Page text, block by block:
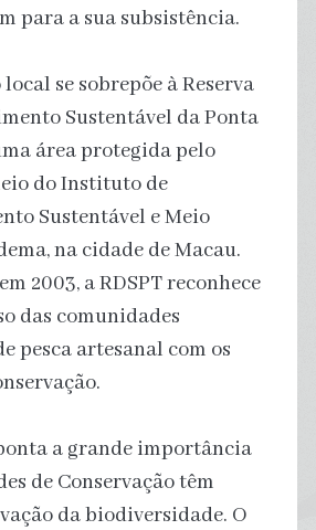
para a sua subsistência.
se sobrepõe à Reserva
Sustentável da Ponta
área protegida pelo
do Instituto de
Sustentável e Meio
na cidade de Macau.
2003, a RDSPT reconhece
das comunidades
pesca artesanal com os
a grande importância
de Conservação têm
da biodiversidade. O